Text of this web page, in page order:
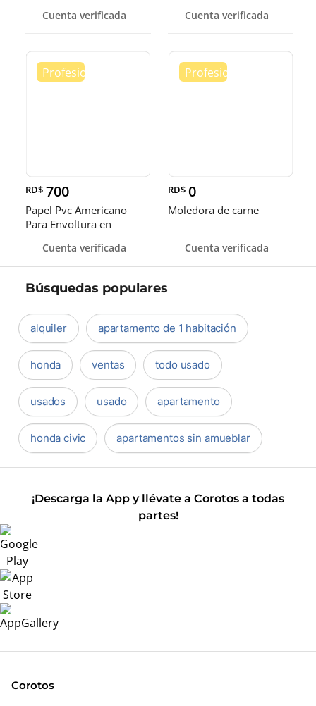
Cuenta verificada Cuenta verificada
RD$ 700
Papel Pvc Americano
Para Envoltura en
pulgadas
Cuenta verificada
RD$ 0
Moledora de carne
Cuenta verificada
Búsquedas populares
alquiler apartamento de 1 habitación
honda ventas todo usado
usados usado apartamento
honda civic apartamentos sin amueblar
¡Descarga la App y llévate a Corotos a todas
partes!
Corotos